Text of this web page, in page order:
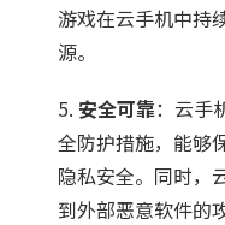
游戏在云手机中持
源。
5. 安全可靠：云手
全防护措施，能够
隐私安全。同时，
到外部恶意软件的